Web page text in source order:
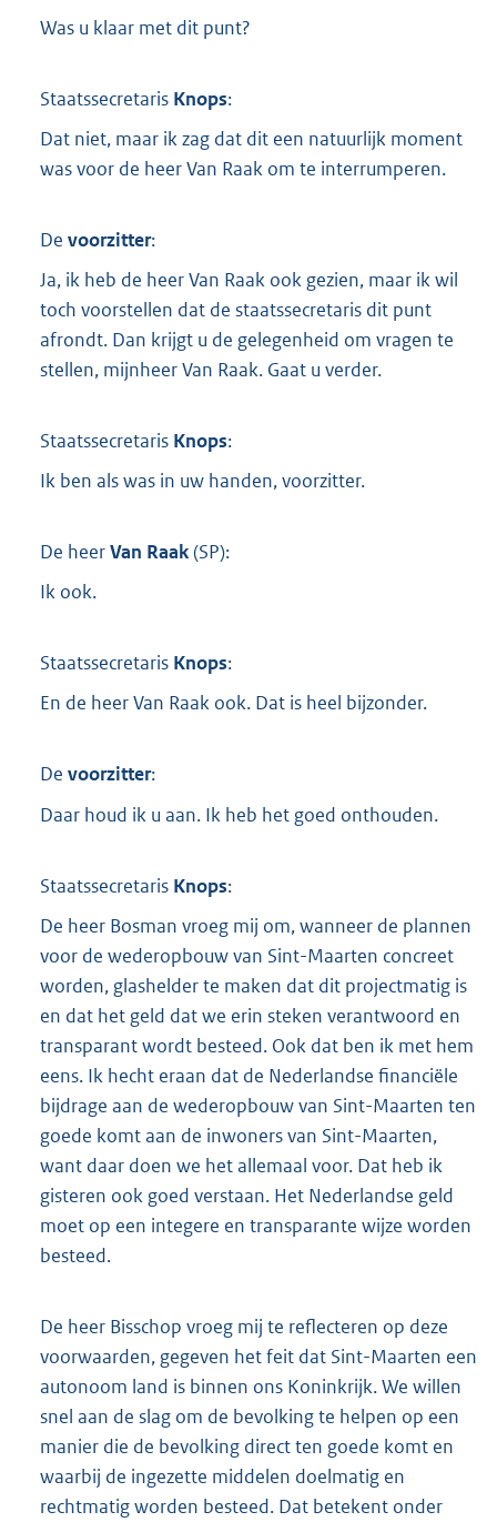
Was u klaar met dit punt?
Staatssecretaris Knops:
Dat niet, maar ik zag dat dit een natuurlijk moment
was voor de heer Van Raak om te interrumperen.
De voorzitter:
Ja, ik heb de heer Van Raak ook gezien, maar ik wil
toch voorstellen dat de staatssecretaris dit punt
afrondt. Dan krijgt u de gelegenheid om vragen te
stellen, mijnheer Van Raak. Gaat u verder.
Staatssecretaris Knops:
Ik ben als was in uw handen, voorzitter.
De heerVan Raak(SP):
Ik ook.
Staatssecretaris Knops:
En de heer Van Raak ook. Dat is heel bijzonder.
De voorzitter:
Daar houd ik u aan. Ik heb het goed onthouden.
Staatssecretaris Knops:
De heer Bosman vroeg mij om, wanneer de plannen
voor de wederopbouw van Sint-Maarten concreet
worden, glashelder te maken dat dit projectmatig is
en dat het geld dat we erin steken verantwoord en
transparant wordt besteed. Ook dat ben ik met hem
eens. Ik hecht eraan dat de Nederlandse financiële
bijdrage aan de wederopbouw van Sint-Maarten ten
goede komt aan de inwoners van Sint-Maarten,
want daar doen we het allemaal voor. Dat heb ik
gisteren ook goed verstaan. Het Nederlandse geld
moet op een integere en transparante wijze worden
besteed.
De heer Bisschop vroeg mij te reflecteren op deze
voorwaarden, gegeven het feit dat Sint-Maarten een
autonoom land is binnen ons Koninkrijk. We willen
snel aan de slag om de bevolking te helpen op een
manier die de bevolking direct ten goede komt en
waarbij de ingezette middelen doelmatig en
rechtmatig worden besteed. Dat betekent onder